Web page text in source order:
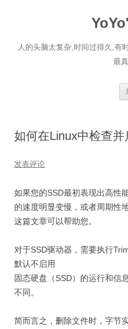
人的头脑太复杂,时间过得久,有
最
如何在Linux中检查并
发表评论
如果您的SSD最初表现出高性
的速度明显变慢，或者周期性
这篇文章可以帮助您。
对于SSD驱动器，需要执行
默认不启用
固态硬盘（SSD）的运行和信
不同。
简而言之，删除文件时，字节